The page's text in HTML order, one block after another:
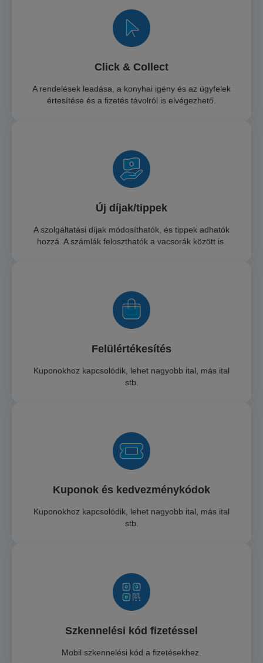
Click & Collect
A rendelések leadása, a konyhai igény és az ügyfelek
értesítése és a fizetés távolról is elvégezhető.
Új díjak/tippek
A szolgáltatási díjak módosíthatók, és tippek adhatók
hozzá. A számlák feloszthatók a vacsorák között is.
Felülértékesítés
Kuponokhoz kapcsolódik, lehet nagyobb ital, más ital
stb.
Kuponok és kedvezménykódok
Kuponokhoz kapcsolódik, lehet nagyobb ital, más ital
stb.
Szkennelési kód fizetéssel
Mobil szkennelési kód a fizetésekhez.